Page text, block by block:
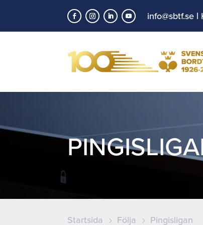
info@sbtf.se |
Startsida 5 Följa 5 Pingisligan